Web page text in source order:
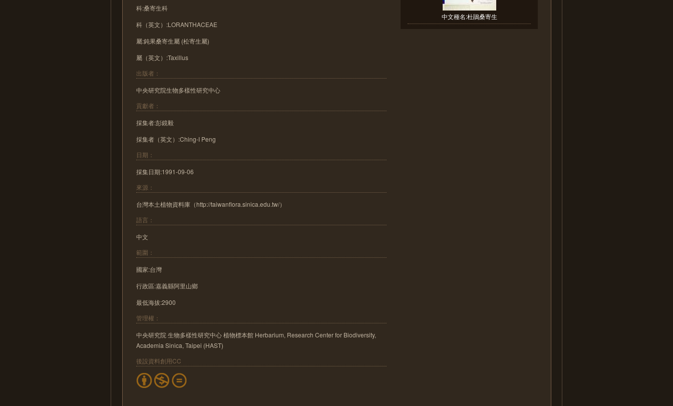
科:桑寄生科
科（英文）:LORANTHACEAE
屬:鈍果桑寄生屬 (松寄生屬)
屬（英文）:Taxillus
出版者：
中央研究院生物多樣性研究中心
貢獻者：
採集者:彭鏡毅
採集者（英文）:Ching-I Peng
日期：
採集日期:1991-09-06
來源：
台灣本土植物資料庫（http://taiwanflora.sinica.edu.tw/）
語言：
中文
範圍：
國家:台灣
行政區:嘉義縣阿里山鄉
最低海拔:2900
管理權：
中央研究院 生物多樣性研究中心 植物標本館 Herbarium, Research Center for Biodiversity,
Academia Sinica, Taipei (HAST)
後設資料創用CC
中文種名:杜鵑桑寄生